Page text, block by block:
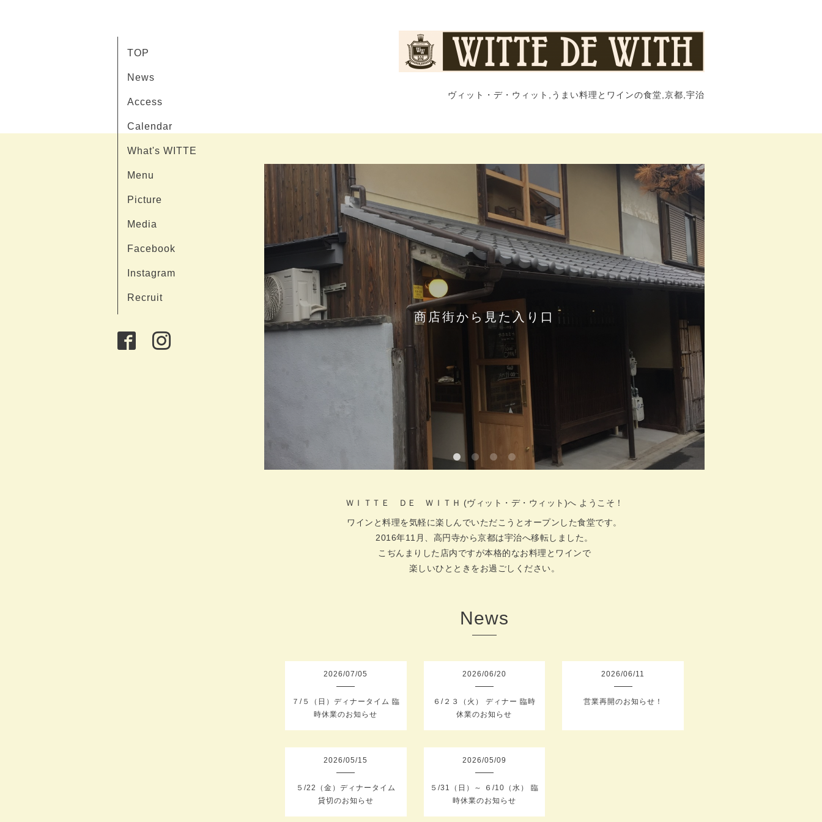
ヴィット・デ・ウィット,うまい料理とワインの食堂,京都,宇治
TOP
News
Access
Calendar
What's WITTE
Menu
Picture
Media
Facebook
Instagram
Recruit
商店街から見た入り口
ＷＩＴＴＥ ＤＥ ＷＩＴＨ (ヴィット・デ・ウィット)へ ようこそ！
ワインと料理を気軽に楽しんでいただこうとオープンした食堂です。
2016年11月、高円寺から京都は宇治へ移転しました。
こぢんまりした店内ですが本格的なお料理とワインで
楽しいひとときをお過ごしください。
News
2026/07/05
７/５（日）ディナータイム 臨
時休業のお知らせ
2026/06/20
６/２３（火） ディナー 臨時
休業のお知らせ
2026/06/11
営業再開のお知らせ！
2026/05/15
５/22（金）ディナータイム
貸切のお知らせ
2026/05/09
５/31（日）～ ６/10（水） 臨
時休業のお知らせ